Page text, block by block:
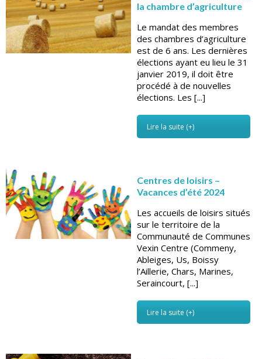
la chambre d’agriculture
Le mandat des membres
des chambres d’agriculture
est de 6 ans. Les dernières
élections ayant eu lieu le 31
janvier 2019, il doit être
procédé à de nouvelles
élections. Les [...]
Lire la suite (+)
Centres de loisirs –
Vacances d’été 2024
Les accueils de loisirs situés
sur le territoire de la
Communauté de Communes
Vexin Centre (Commeny,
Ableiges, Us, Boissy
l’Aillerie, Chars, Marines,
Seraincourt, [...]
Lire la suite (+)